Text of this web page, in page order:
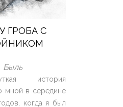
ГРОБА С
Быль
история
мной в середине
когда я был